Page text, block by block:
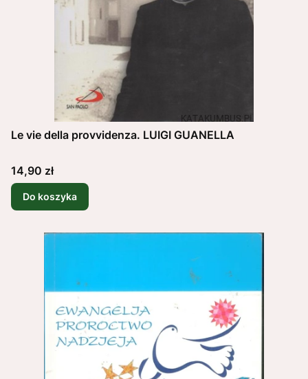
Le vie della provvidenza. LUIGI GUANELLA
Cena
14,90 zł
Do koszyka